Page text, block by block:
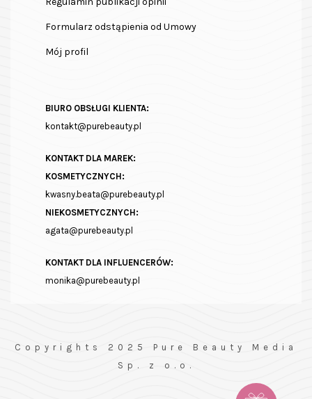
Formularz odstąpienia od Umowy
Mój profil
BIURO OBSŁUGI KLIENTA:
kontakt@purebeauty.pl
KONTAKT DLA MAREK:
KOSMETYCZNYCH:
kwasny.beata@purebeauty.pl
NIEKOSMETYCZNYCH:
agata@purebeauty.pl
KONTAKT DLA INFLUENCERÓW:
monika@purebeauty.pl
Copyrights 2025 Pure Beauty Media
Sp. z o.o.